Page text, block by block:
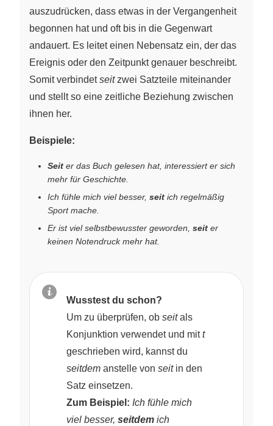
auszudrücken, dass etwas in der Vergangenheit
begonnen hat und oft bis in die Gegenwart
andauert. Es leitet einen Nebensatz ein, der das
Ereignis oder den Zeitpunkt genauer beschreibt.
Somit verbindetseitzwei Satzteile miteinander
und stellt so eine zeitliche Beziehung zwischen
ihnen her.
Beispiele:
Seit er das Buch gelesen hat, interessiert er sich
mehr für Geschichte.
Ich fühle mich viel besser, seit ich regelmäßig
Sport mache.
Er ist viel selbstbewusster geworden, seit er
keinen Notendruck mehr hat.
Wusstest du schon?
Um zu überprüfen, ob seitals
Konjunktion verwendet und mitt
geschrieben wird, kannst du
seitdem anstelle von seitin den
Satz einsetzen.
Zum Beispiel: Ich fühle mich
viel besser, seitdem ich